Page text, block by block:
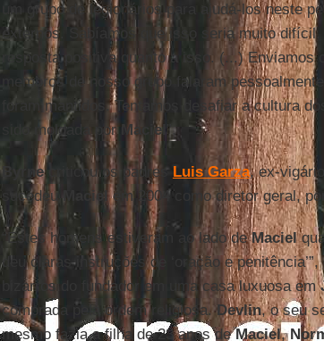
um grupo de legionários para ajudá-los neste
externos. Sabíamos que isso seria muito
resposta positiva quanto a isso. (...) Enviamos
membros de nosso grupo falaram
foram mantidos. Tentamos desafiar a cultura dos
sido moldada por
Maciel ”.
Byrnecriticou os padres Luis Garza, ex-
sucedeu Maciel em 2004 como diretor geral,
“Estes homens estiveram ao lado deMaciel
deu claras instruções de ‘oração e
bizarros do fundador em uma casa luxuosa em
comprada pela ordem religiosa.Devlin, o seu
mesmo fazia a filha de 23 anos deMaciel,